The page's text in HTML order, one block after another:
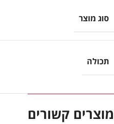
סוג מוצר
תכולה
מוצרים קשורים